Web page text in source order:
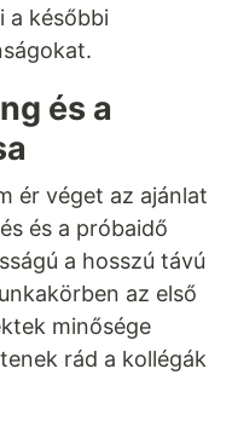
a későbbi
és a
ér véget az ajánlat
és a próbaidő
a hosszú távú
az első
minősége
rád a kollégák